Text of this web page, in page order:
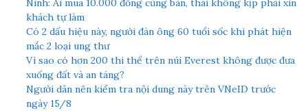
Ninh: Ai mua 10.000 đồng cũng bán, thái không kịp phải xin
khách tự làm
Có 2 dấu hiệu này, người đàn ông 60 tuổi sốc khi phát hiện
mắc 2 loại ung thư
Vì sao có hơn 200 thi thể trên núi Everest không được đưa
xuống đất và an táng?
Người dân nên kiểm tra nội dung này trên VNeID trước
ngày 15/8